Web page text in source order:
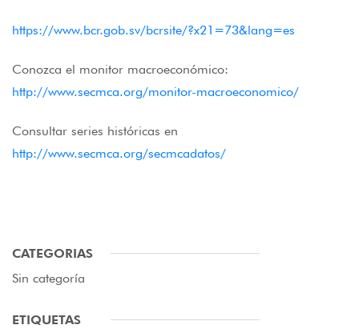
https://www.bcr.gob.sv/bcrsite/?x21=73&lang=es
Conozca el monitor macroeconómico:
http://www.secmca.org/monitor-macroeconomico/
Consultar series históricas en
http://www.secmca.org/secmcadatos/
CATEGORIAS
Sin categoría
ETIQUETAS